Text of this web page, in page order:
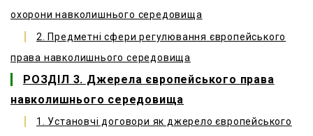
охорони навколишнього середовища
2. Предметні сфери регулювання європейського
права навколишнього середовища
РОЗДІЛ 3. Джерела європейського права
навколишнього середовища
1. Установчі договори як джерело європейського